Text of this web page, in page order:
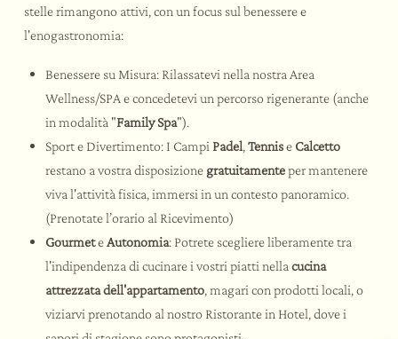
stelle rimangono attivi, con un focus sul benessere e
l'enogastronomia:
Benessere su Misura: Rilassatevi nella nostra Area
Wellness/SPA e concedetevi un percorso rigenerante (anche
in modalità "Family Spa").
Sport e Divertimento: I Campi Padel,Tennise Calcetto
restano a vostra disposizione gratuitamenteper mantenere
viva l'attività fisica, immersi in un contesto panoramico.
(Prenotate l’orario al Ricevimento)
GourmeteAutonomia: Potrete scegliere liberamente tra
l'indipendenza di cucinare i vostri piatti nellacucina
attrezzata dell'appartamento, magari con prodotti locali, o
viziarvi prenotando al nostro Ristorante in Hotel, dove i